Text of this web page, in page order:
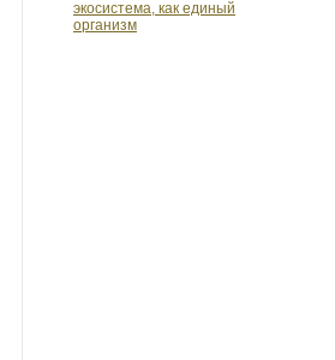
экосистема, как единый
организм